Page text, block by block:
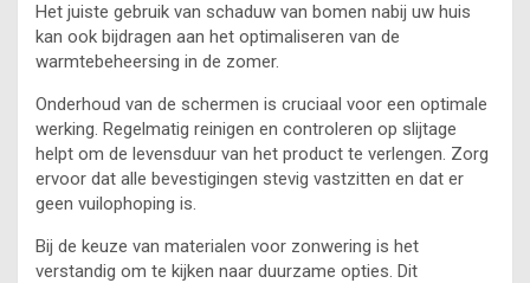
Het juiste gebruik van schaduw van bomen nabij uw huis
kan ook bijdragen aan het optimaliseren van de
warmtebeheersing in de zomer.
Onderhoud van de schermen is cruciaal voor een optimale
werking. Regelmatig reinigen en controleren op slijtage
helpt om de levensduur van het product te verlengen. Zorg
ervoor dat alle bevestigingen stevig vastzitten en dat er
geen vuilophoping is.
Bij de keuze van materialen voor zonwering is het
verstandig om te kijken naar duurzame opties. Dit